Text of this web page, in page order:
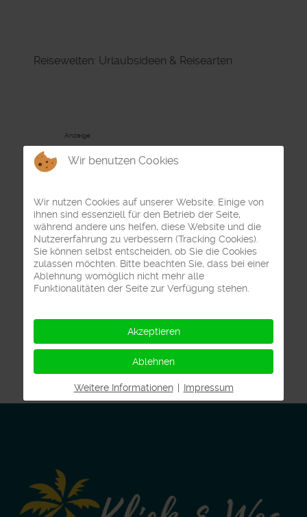
Reisewelten: Urlaubsideen & Reisearten
Anzeige
Wir benutzen Cookies
Wir nutzen Cookies auf unserer Website. Einige von
ihnen sind essenziell für den Betrieb der Seite,
während andere uns helfen, diese Website und die
Nutzererfahrung zu verbessern (Tracking Cookies).
Sie können selbst entscheiden, ob Sie die Cookies
zulassen möchten. Bitte beachten Sie, dass bei einer
Ablehnung womöglich nicht mehr alle
Funktionalitäten der Seite zur Verfügung stehen.
Akzeptieren
Ablehnen
Weitere Informationen | Impressum